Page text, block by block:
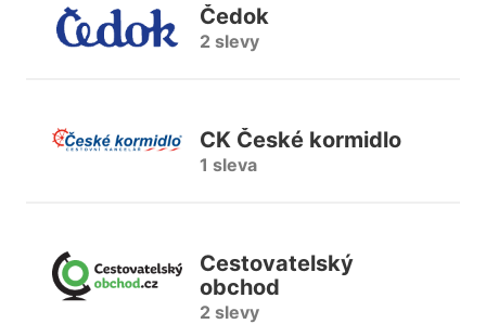
Čedok
2 slevy
CK České kormidlo
1 sleva
Cestovatelský
obchod
2 slevy